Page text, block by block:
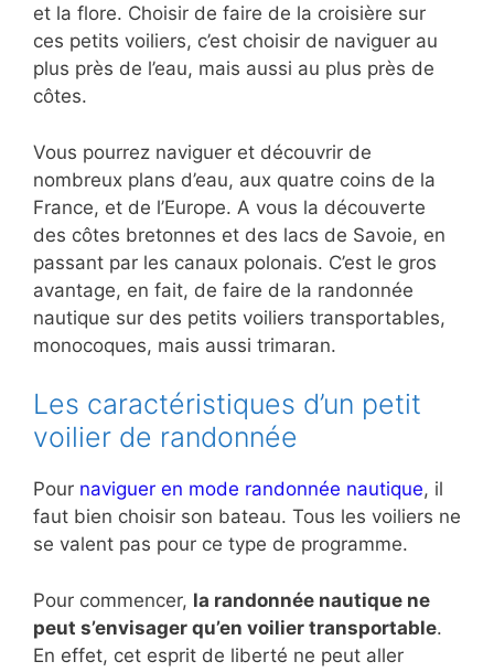
et la flore. Choisir de faire de la croisière sur
ces petits voiliers, c’est choisir de naviguer au
plus près de l’eau, mais aussi au plus près de
côtes.
Vous pourrez naviguer et découvrir de
nombreux plans d’eau, aux quatre coins de la
France, et de l’Europe. A vous la découverte
des côtes bretonnes et des lacs de Savoie, en
passant par les canaux polonais. C’est le gros
avantage, en fait, de faire de la randonnée
nautique sur des petits voiliers transportables,
monocoques, mais aussi trimaran.
Les caractéristiques d’un petit
voilier de randonnée
Pour naviguer en mode randonnée nautique, il
faut bien choisir son bateau. Tous les voiliers ne
se valent pas pour ce type de programme.
Pour commencer, la randonnée nautique ne
peut s’envisager qu’en voilier transportable.
En effet, cet esprit de liberté ne peut aller